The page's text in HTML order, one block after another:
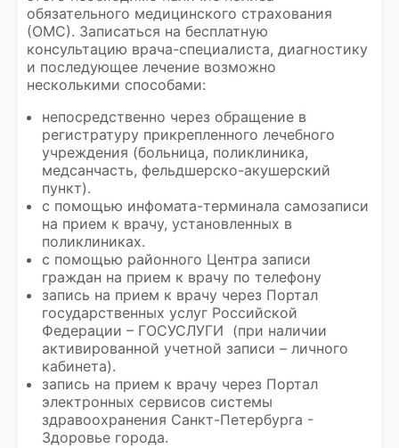
обязательного медицинского страхования
(ОМС). Записаться на бесплатную
консультацию врача-специалиста, диагностику
и последующее лечение возможно
несколькими способами:
непосредственно через обращение в
регистратуру прикрепленного лечебного
учреждения (больница, поликлиника,
медсанчасть, фельдшерско-акушерский
пункт).
с помощью инфомата-терминала самозаписи
на прием к врачу, установленных в
поликлиниках.
с помощью районного Центра записи
граждан на прием к врачу по телефону
запись на прием к врачу через Портал
государственных услуг Российской
Федерации – ГОСУСЛУГИ (при наличии
активированной учетной записи – личного
кабинета).
запись на прием к врачу через Портал
электронных сервисов системы
здравоохранения Санкт-Петербурга -
Здоровье города.